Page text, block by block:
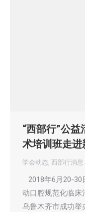
“西部行”公
术培训班走
学会动态 西部行消息
2018年6月20-30
动口腔规范化临
乌鲁木齐市成功举